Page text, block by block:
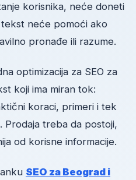
korisnika, neće doneti
neće pomoći ako
pronađe ili razume.
optimizacija za SEO za
koji ima miran tok:
koraci, primeri i tek
Prodaja treba da postoji,
od korisne informacije.
SEO za Beograd i